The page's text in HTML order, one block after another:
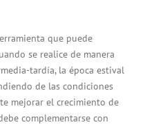
que puede
se realice de manera
tardía, la época estival
de las condiciones
mejorar el crecimiento de
complementarse con